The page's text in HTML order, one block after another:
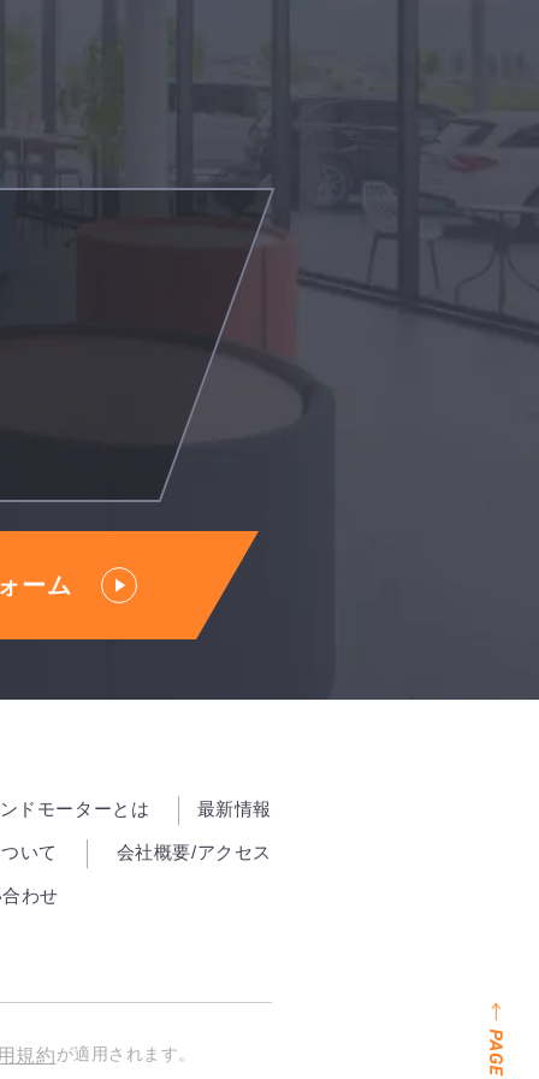
ーム
ドモーターとは 最新情報
いて 会社概要/アクセス
わせ
規約が適用されます。